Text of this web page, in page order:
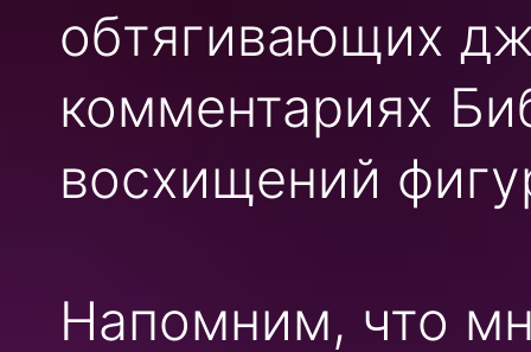
обтягивающих
комментариях
восхищений
Напомним, что